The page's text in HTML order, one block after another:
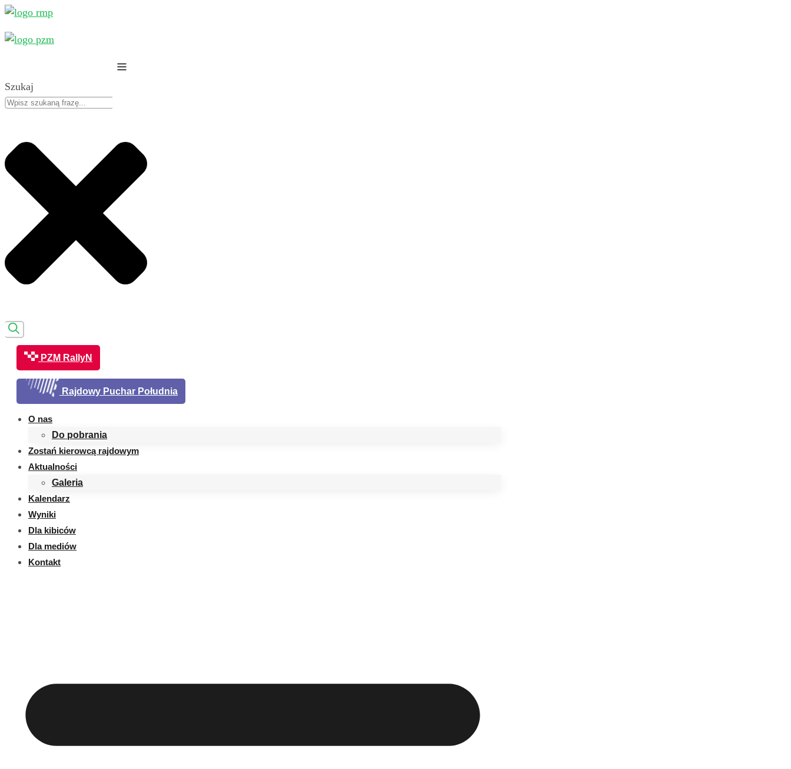
Przejdź
treści
Szukaj
PZM RallyN
Rajdowy Puchar Południa
O nas
Do pobrania
Zostań kierowcą rajdowym
Aktualności
Galeria
Kalendarz
Wyniki
Dla kibiców
Dla mediów
Kontakt